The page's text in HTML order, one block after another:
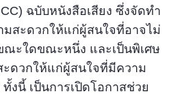
ฉบับหนังสือเสียง ซึ่งจัดทำ
มสะดวกให้แก่ผู้สนใจที่อาจไม่
ณะใดขณะหนึ่ง และเป็นพิเศษ
ะดวกให้แก่ผู้สนใจที่มีความ
งนี้ เป็นการเปิดโอกาสช่วย